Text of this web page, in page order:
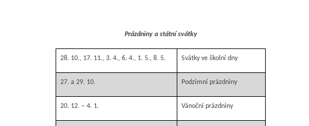
Prázdniny a státní svátky
28. 10., 17. 11., 3. 4., 6. 4., 1. 5., 8. 5. Svátky ve školní dny
27. a 29. 10. Podzimní prázdniny
20. 12. – 4. 1. Vánoční prázdniny